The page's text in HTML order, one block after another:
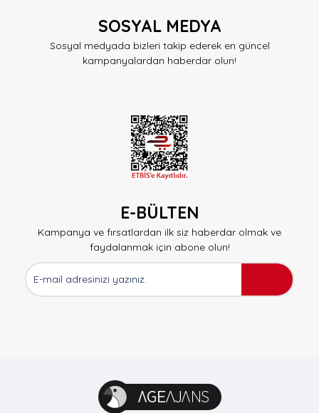
SOSYAL MEDYA
Sosyal medyada bizleri takip ederek en güncel
kampanyalardan haberdar olun!
E-BÜLTEN
Kampanya ve fırsatlardan ilk siz haberdar olmak ve
faydalanmak için abone olun!